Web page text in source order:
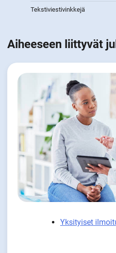
Tekstiviestivinkkejä
Aiheeseen liittyvät
Yksityiset